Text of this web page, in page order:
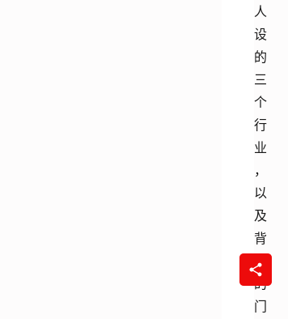
人
设
的
三
个
行
业
，
以
及
背
后
的
门